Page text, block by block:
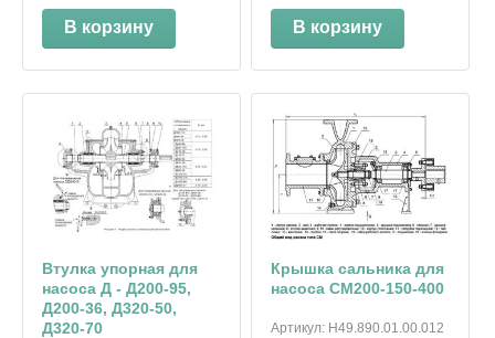
В корзину В корзину
Втулка упорная для
насоса Д - Д200-95,
Д200-36, Д320-50,
Д320-70
Крышка сальника для
насоса СМ200-150-400
Артикул:Н49.890.01.00.012